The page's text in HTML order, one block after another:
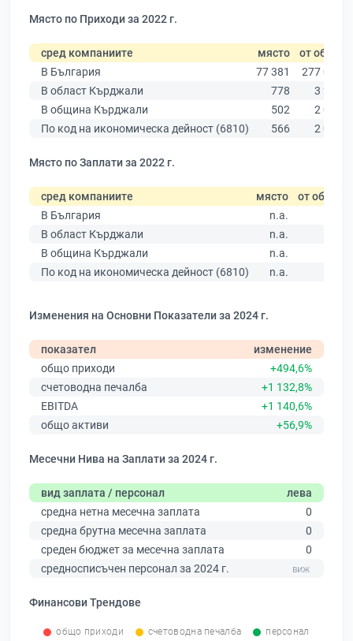
Място по Приходи за 2022 г.
сред компаниите място от общо
В България
77 381
277 019
В област Кърджали
778
3 205
В община Кърджали
502
2 021
По код на икономическа дейност (6810)
566 2 027
Място по Заплати за 2022 г.
сред компаниите място от общо
В България
n.a.
В област Кърджали
n.a.
В община Кърджали
n.a.
По код на икономическа дейност (6810)
n.a.
Изменения на Основни Показатели за 2024 г.
показател
изменение
общо приходи
+494,6%
счетоводна печалба
+1 132,8%
EBITDA
+1 140,6%
общо активи
+56,9%
Месечни Нива на Заплати за 2024 г.
вид заплата / персонал
лева
средна нетна месечна заплата
0
средна брутна месечна заплата
0
среден бюджет за месечна заплата
0
средносписъчен персонал за 2024 г.
Финансови Трендове
общо приходи счетоводна печалба персонал